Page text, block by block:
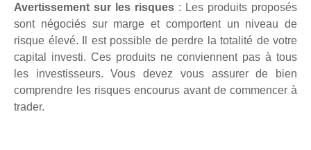
Avertissement sur les risques : Les produits proposés
sont négociés sur marge et comportent un niveau de
risque élevé. Il est possible de perdre la totalité de votre
capital investi. Ces produits ne conviennent pas à tous
les investisseurs. Vous devez vous assurer de bien
comprendre les risques encourus avant de commencer à
trader.